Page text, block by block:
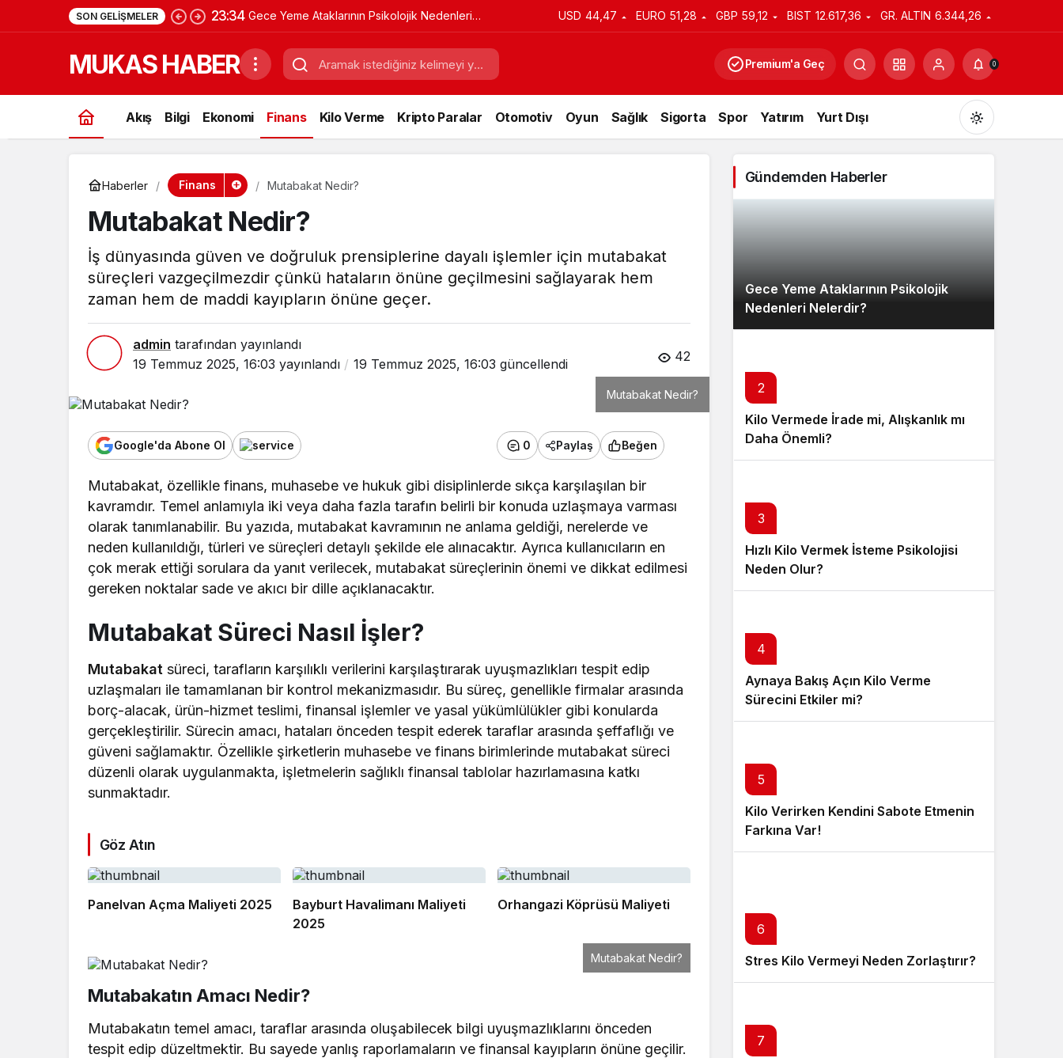
SON GELIŞMELER 23:34 Gece Yeme Ataklarının Psikolojik Nedenleri
Nelerdir?
USD 44,47 EURO 51,28 GBP 59,12 BIST 12.617,36 GR. ALTIN 6.344,26
MUKAS HABER Premium'a Geç 0
Akış Bilgi Ekonomi Finans Kilo Verme Kripto Paralar Otomotiv Oyun Sağlık Sigorta Spor Yatırım Yurt Dışı
Gece Modu
Haberler Finans Mutabakat Nedir?
Mutabakat Nedir?
İş dünyasında güven ve doğruluk prensiplerine dayalı işlemler için mutabakat
süreçleri vazgeçilmezdir çünkü hataların önüne geçilmesini sağlayarak hem
zaman hem de maddi kayıpların önüne geçer.
admin tarafından yayınlandı
19 Temmuz 2025, 16:03 yayınlandı 19 Temmuz 2025, 16:03 güncellendi 42
Mutabakat Nedir?
Google'da Abone Ol 0 Paylaş Beğen
Mutabakat, özellikle finans, muhasebe ve hukuk gibi disiplinlerde sıkça karşılaşılan bir
kavramdır. Temel anlamıyla iki veya daha fazla tarafın belirli bir konuda uzlaşmaya varması
olarak tanımlanabilir. Bu yazıda, mutabakat kavramının ne anlama geldiği, nerelerde ve
neden kullanıldığı, türleri ve süreçleri detaylı şekilde ele alınacaktır. Ayrıca kullanıcıların en
çok merak ettiği sorulara da yanıt verilecek, mutabakat süreçlerinin önemi ve dikkat edilmesi
gereken noktalar sade ve akıcı bir dille açıklanacaktır.
Mutabakat Süreci Nasıl İşler?
Mutabakat süreci, tarafların karşılıklı verilerini karşılaştırarak uyuşmazlıkları tespit edip
uzlaşmaları ile tamamlanan bir kontrol mekanizmasıdır. Bu süreç, genellikle firmalar arasında
borç-alacak, ürün-hizmet teslimi, finansal işlemler ve yasal yükümlülükler gibi konularda
gerçekleştirilir. Sürecin amacı, hataları önceden tespit ederek taraflar arasında şeffaflığı ve
güveni sağlamaktır. Özellikle şirketlerin muhasebe ve finans birimlerinde mutabakat süreci
düzenli olarak uygulanmakta, işletmelerin sağlıklı finansal tablolar hazırlamasına katkı
sunmaktadır.
Göz Atın
Panelvan Açma Maliyeti 2025
Bayburt Havalimanı Maliyeti
2025
Orhangazi Köprüsü Maliyeti
Mutabakat Nedir?
Mutabakatın Amacı Nedir?
Mutabakatın temel amacı, taraflar arasında oluşabilecek bilgi uyuşmazlıklarını önceden
tespit edip düzeltmektir. Bu sayede yanlış raporlamaların ve finansal kayıpların önüne geçilir.
Gündemden Haberler
Gece Yeme Ataklarının Psikolojik
Nedenleri Nelerdir?
2
Kilo Vermede İrade mi, Alışkanlık mı
Daha Önemli?
3
Hızlı Kilo Vermek İsteme Psikolojisi
Neden Olur?
4
Aynaya Bakış Açın Kilo Verme
Sürecini Etkiler mi?
5
Kilo Verirken Kendini Sabote Etmenin
Farkına Var!
6
Stres Kilo Vermeyi Neden Zorlaştırır?
7